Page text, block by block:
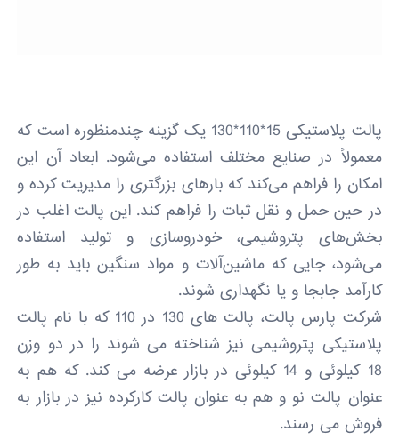
پالت پلاستیکی 15*110*130 یک گزینه چندمنظوره است که
معمولاً در صنایع مختلف استفاده می‌شود. ابعاد آن این
امکان را فراهم می‌کند که بارهای بزرگتری را مدیریت کرده و
در حین حمل و نقل ثبات را فراهم کند. این پالت اغلب در
بخش‌های پتروشیمی، خودروسازی و تولید استفاده
می‌شود، جایی که ماشین‌آلات و مواد سنگین باید به طور
کارآمد جابجا و یا نگهداری شوند.
شرکت پارس پالت، پالت های 130 در 110 که با نام پالت
پلاستیکی پتروشیمی نیز شناخته می شوند را در دو وزن
18 کیلوئی و 14 کیلوئی در بازار عرضه می کند. که هم به
عنوان پالت نو و هم به عنوان پالت کارکرده نیز در بازار به
فروش می رسند.